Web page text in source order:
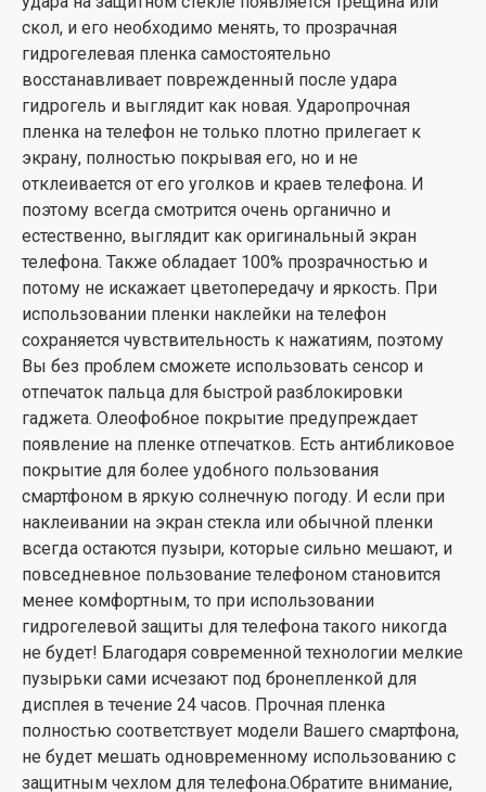
скол, и его необходимо менять, то прозрачная
гидрогелевая пленка самостоятельно
восстанавливает поврежденный после удара
гидрогель и выглядит как новая. Ударопрочная
пленка на телефон не только плотно прилегает к
экрану, полностью покрывая его, но и не
отклеивается от его уголков и краев телефона. И
поэтому всегда смотрится очень органично и
естественно, выглядит как оригинальный экран
телефона. Также обладает 100% прозрачностью и
потому не искажает цветопередачу и яркость. При
использовании пленки наклейки на телефон
сохраняется чувствительность к нажатиям, поэтому
Вы без проблем сможете использовать сенсор и
отпечаток пальца для быстрой разблокировки
гаджета. Олеофобное покрытие предупреждает
появление на пленке отпечатков. Есть антибликовое
покрытие для более удобного пользования
смартфоном в яркую солнечную погоду. И если при
наклеивании на экран стекла или обычной пленки
всегда остаются пузыри, которые сильно мешают, и
повседневное пользование телефоном становится
менее комфортным, то при использовании
гидрогелевой защиты для телефона такого никогда
не будет! Благодаря современной технологии мелкие
пузырьки сами исчезают под бронепленкой для
дисплея в течение 24 часов. Прочная пленка
полностью соответствует модели Вашего смартфона,
не будет мешать одновременному использованию с
защитным чехлом для телефона.Обратите внимание,